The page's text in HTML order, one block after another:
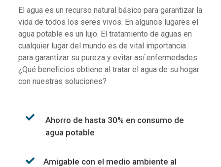
El agua es un recurso natural básico para garantizar la
vida de todos los seres vivos. En algunos lugares el
agua potable es un lujo. El tratamiento de aguas en
cualquier lugar del mundo es de vital importancia
para garantizar su pureza y evitar así enfermedades.
¿Qué beneficios obtiene al tratar el agua de su hogar
con nuestras soluciones?
Ahorro de hasta 30% en consumo de
agua potable
Amigable con el medio ambiente al